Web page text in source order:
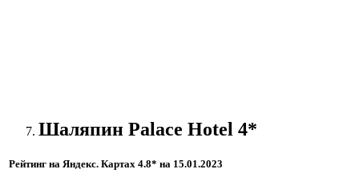
Шаляпин Palace Hotel 4*
Рейтинг на Яндекс. Картах 4.8* на 15.01.2023